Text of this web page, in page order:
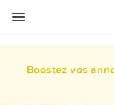
Boostez vos